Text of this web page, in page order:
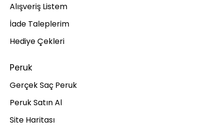
Alışveriş Listem
İade Taleplerim
Hediye Çekleri
Peruk
Gerçek Saç Peruk
Peruk Satın Al
Site Haritası